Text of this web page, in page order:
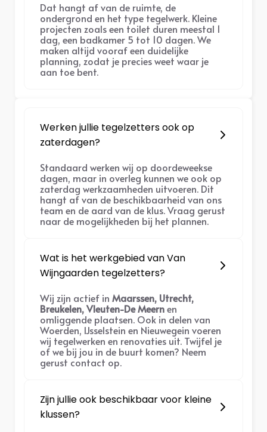
Dat hangt af van de ruimte, de
ondergrond en het type tegelwerk. Kleine
projecten zoals een toilet duren meestal 1
dag, een badkamer 5 tot 10 dagen. We
maken altijd vooraf een duidelijke
planning, zodat je precies weet waar je
aan toe bent.
Werken jullie tegelzetters ook op
zaterdagen?
Standaard werken wij op doordeweekse
dagen, maar in overleg kunnen we ook op
zaterdag werkzaamheden uitvoeren. Dit
hangt af van de beschikbaarheid van ons
team en de aard van de klus. Vraag gerust
naar de mogelijkheden bij het plannen.
Wat is het werkgebied van Van
Wijngaarden tegelzetters?
Wij zijn actief in Maarssen, Utrecht,
Breukelen, Vleuten-De Meernen
omliggende plaatsen. Ook in delen van
Woerden, IJsselstein en Nieuwegein voeren
wij tegelwerken en renovaties uit. Twijfel je
of we bij jou in de buurt komen? Neem
gerust contact op.
Zijn jullie ook beschikbaar voor kleine
klussen?